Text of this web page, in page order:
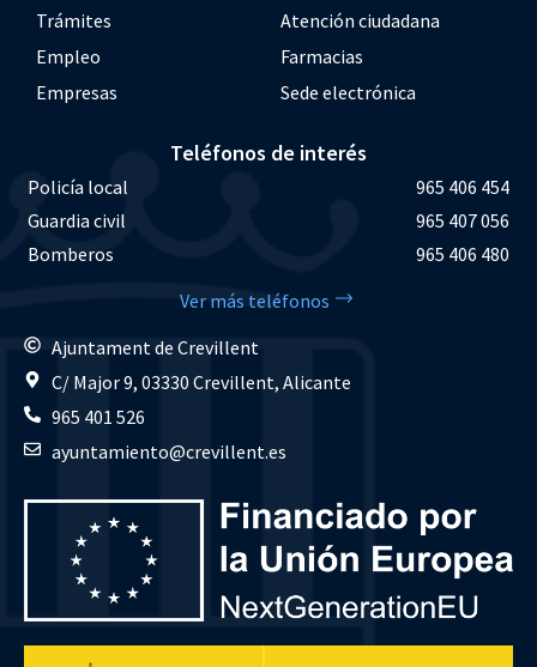
Trámites
Atención ciudadana
Empleo
Farmacias
Empresas
Sede electrónica
Teléfonos de interés
Policía local
965 406 454
Guardia civil
965 407 056
Bomberos
965 406 480
Ver más teléfonos
Ajuntament de Crevillent
C/ Major 9, 03330 Crevillent, Alicante
965 401 526
ayuntamiento@crevillent.es